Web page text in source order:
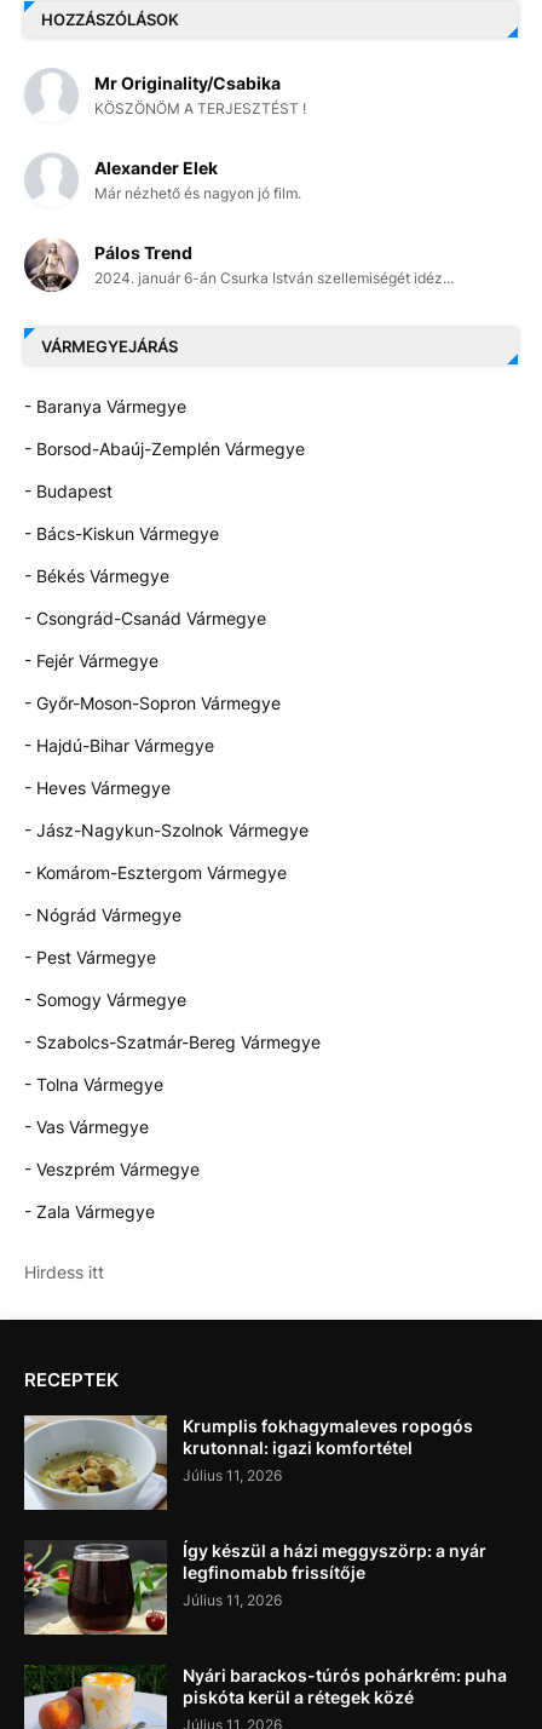
HOZZÁSZÓLÁSOK
Mr Originality/Csabika
KÖSZÖNÖM A TERJESZTÉST !
Alexander Elek
Már nézhető és nagyon jó film.
Pálos Trend
2024. január 6-án Csurka István szellemiségét idéz...
VÁRMEGYEJÁRÁS
- Baranya Vármegye
- Borsod-Abaúj-Zemplén Vármegye
- Budapest
- Bács-Kiskun Vármegye
- Békés Vármegye
- Csongrád-Csanád Vármegye
- Fejér Vármegye
- Győr-Moson-Sopron Vármegye
- Hajdú-Bihar Vármegye
- Heves Vármegye
- Jász-Nagykun-Szolnok Vármegye
- Komárom-Esztergom Vármegye
- Nógrád Vármegye
- Pest Vármegye
- Somogy Vármegye
- Szabolcs-Szatmár-Bereg Vármegye
- Tolna Vármegye
- Vas Vármegye
- Veszprém Vármegye
- Zala Vármegye
Hirdess itt
RECEPTEK
Krumplis fokhagymaleves ropogós
krutonnal: igazi komfortétel
Július 11, 2026
Így készül a házi meggyszörp: a nyár
legfinomabb frissítője
Július 11, 2026
Nyári barackos-túrós pohárkrém: puha
piskóta kerül a rétegek közé
Július 11, 2026